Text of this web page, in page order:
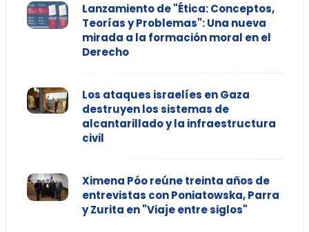
Lanzamiento de "Ética: Conceptos,
Teorías y Problemas": Una nueva
mirada a la formación moral en el
Derecho
Los ataques israelíes en Gaza
destruyen los sistemas de
alcantarillado y la infraestructura
civil
Ximena Póo reúne treinta años de
entrevistas con Poniatowska, Parra
y Zurita en "Viaje entre siglos"